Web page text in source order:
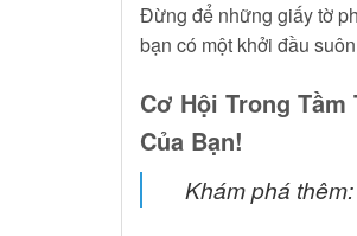
Đừng để những giấy tờ
bạn có một khởi đầu
Cơ Hội Trong
Của Bạn!
Khám phá thêm: